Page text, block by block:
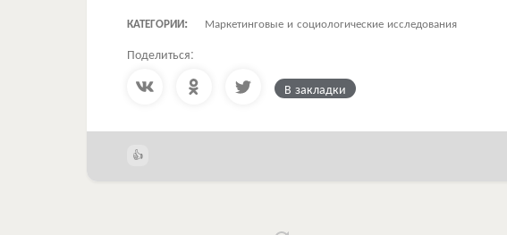
КАТЕГОРИИ: Маркетинговые и социологические исследования
Поделиться:
В закладки